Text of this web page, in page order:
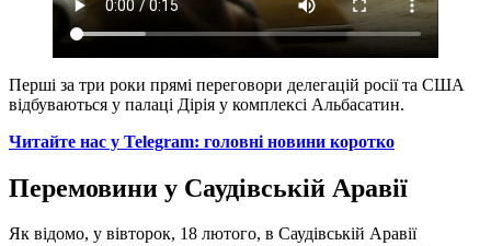
Перші за три роки прямі переговори делегацій росії та США
відбуваються у палаці Дірія у комплексі Альбасатин.
Читайте нас у Telegram: головні новини коротко
Перемовини у Саудівській Аравії
Як відомо, у вівторок, 18 лютого, в Саудівській Аравії